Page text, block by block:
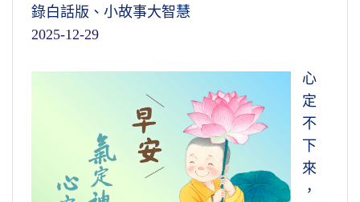
錄白話版、小故事大智慧
2025-12-29
心
定
不
下
來
，